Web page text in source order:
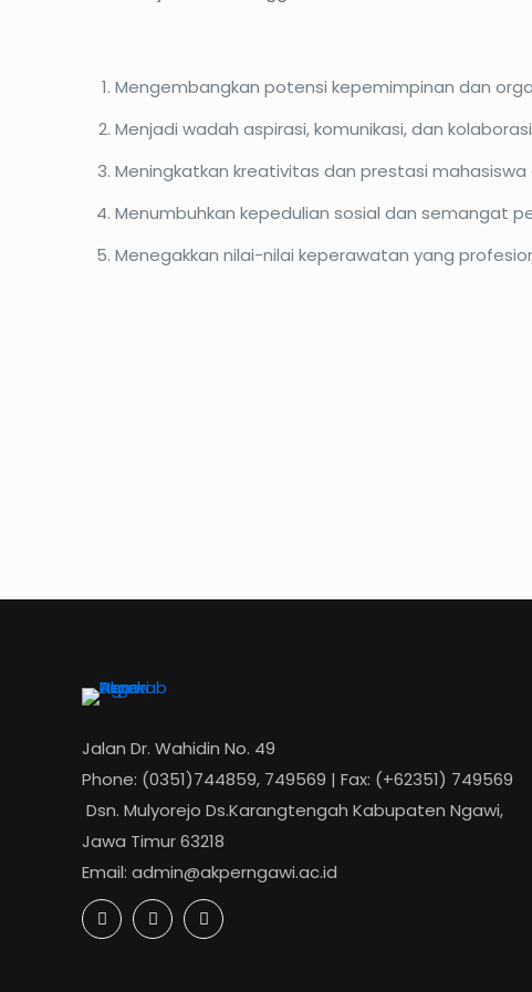
Mengembangkan potensi kepemimpinan dan
Menjadi wadah aspirasi, komunikasi, dan
Meningkatkan kreativitas dan prestasi
Menumbuhkan kepedulian sosial dan semangat
Menegakkan nilai-nilai keperawatan yang
Jalan Dr. Wahidin No. 49
Phone: (0351)744859, 749569 | Fax: (+62351) 749569
Dsn. Mulyorejo Ds.Karangtengah Kabupaten Ngawi,
Jawa Timur 63218
Email: admin@akperngawi.ac.id